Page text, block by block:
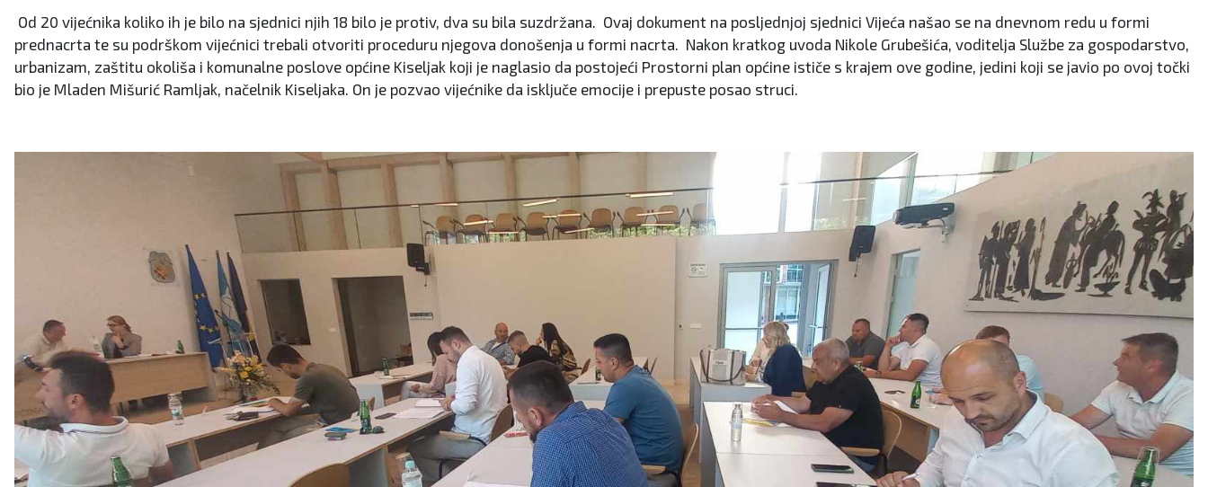
Od 20 vijećnika koliko ih je bilo na sjednici njih 18 bilo je protiv, dva su bila suzdržana. Ovaj dokument na posljednjoj sjednici Vijeća našao se na dnevnom redu u formi
prednacrta te su podrškom vijećnici trebali otvoriti proceduru njegova donošenja u formi nacrta. Nakon kratkog uvoda Nikole Grubešića, voditelja Službe za gospodarstvo,
urbanizam, zaštitu okoliša i komunalne poslove općine Kiseljak koji je naglasio da postojeći Prostorni plan općine ističe s krajem ove godine, jedini koji se javio po ovoj točki
bio je Mladen Mišurić Ramljak, načelnik Kiseljaka. On je pozvao vijećnike da isključe emocije i prepuste posao struci.